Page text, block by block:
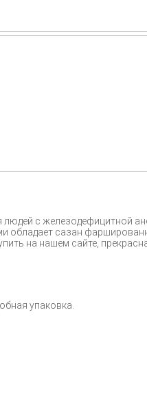
с железодефицитной
сазан
на нашем сайте,
упаковка.